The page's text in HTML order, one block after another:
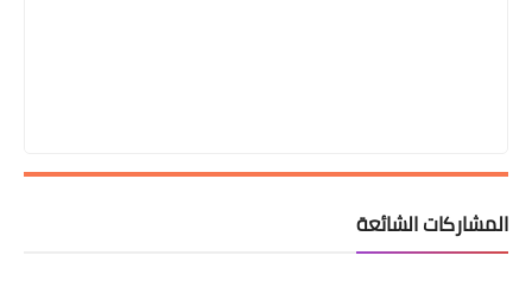
المشاركات الشائعة